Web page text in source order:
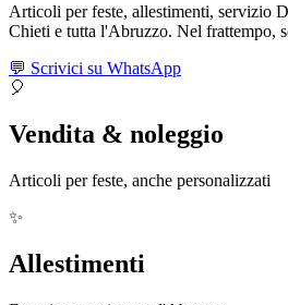
Articoli per feste, allestimenti, servizio
Chieti e tutta l'Abruzzo. Nel frattempo,
💬 Scrivici su WhatsApp
🎈
Vendita & noleggio
Articoli per feste, anche personalizzati
✨
Allestimenti